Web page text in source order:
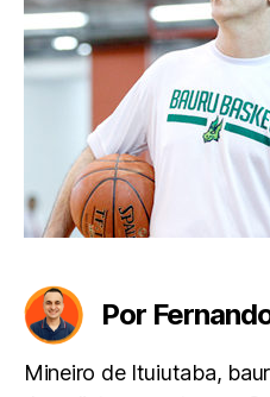
Por
Mineiro de Ituiutaba,